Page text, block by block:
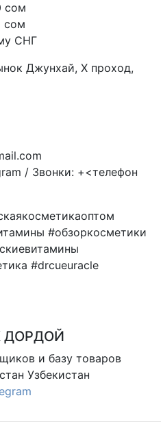
сом
сом
СНГ
Джунхай, X проход,
/ Звонки: +<телефон
#обзоркосметики
#drcueuracle
ДОРДОЙ
и базу товаров
Узбекистан